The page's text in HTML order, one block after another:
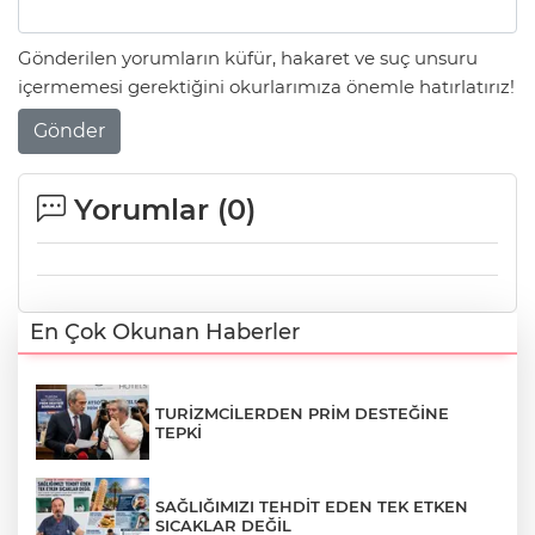
Gönderilen yorumların küfür, hakaret ve suç unsuru
içermemesi gerektiğini okurlarımıza önemle hatırlatırız!
Gönder
Yorumlar (0)
En Çok Okunan Haberler
TURİZMCİLERDEN PRİM DESTEĞİNE
TEPKİ
SAĞLIĞIMIZI TEHDİT EDEN TEK ETKEN
SICAKLAR DEĞİL